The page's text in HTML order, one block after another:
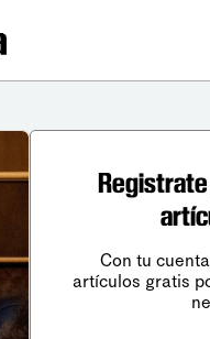
Registrate
Con tu
artículos gratis